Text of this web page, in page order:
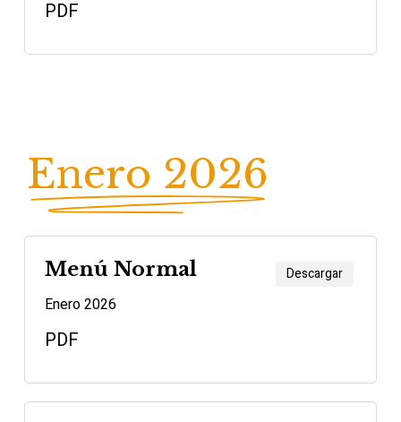
PDF
Enero 2026
Menú Normal
Enero 2026
PDF
Descargar